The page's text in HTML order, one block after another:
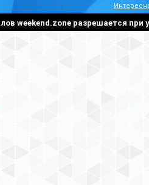
weekend.zone разрешается